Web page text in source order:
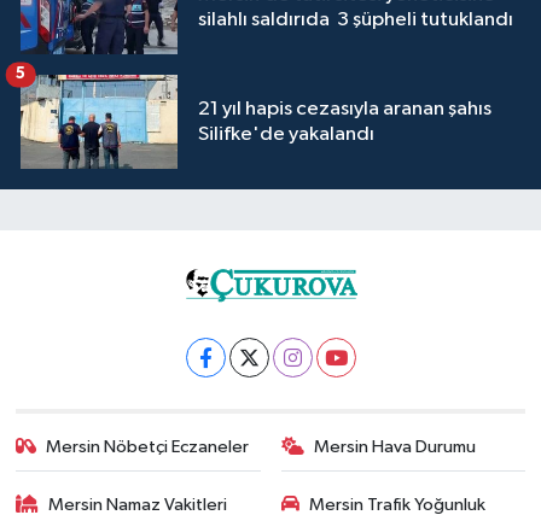
silahlı saldırıda 3 şüpheli tutuklandı
21 yıl hapis cezasıyla aranan şahıs
Silifke'de yakalandı
5
Mersin Nöbetçi Eczaneler Mersin Hava Durumu
Mersin Namaz Vakitleri Mersin Trafik Yoğunluk